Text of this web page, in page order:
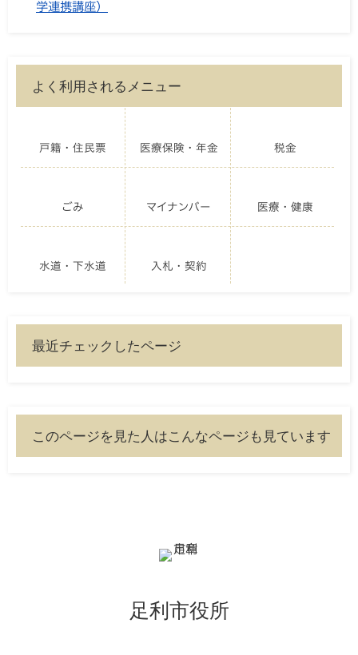
学連携講座）
よく利用されるメニュー
戸籍・住民票 医療保険・年金 税金
ごみ マイナンバー 医療・健康
水道・下水道 入札・契約
最近チェックしたページ
このページを見た人はこんなページも見ています
足利市役所